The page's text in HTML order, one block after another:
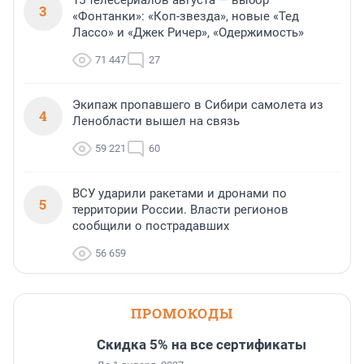
3
«Фонтанки»: «Коп-звезда», новые «Тед
Лассо» и «Джек Ричер», «Одержимость»
71 447 27
4
Экипаж пропавшего в Сибири самолета из
Ленобласти вышел на связь
59 221 60
5
ВСУ ударили ракетами и дронами по
территории России. Власти регионов
сообщили о пострадавших
56 659
ПРОМОКОДЫ
Скидка 5% на все сертификаты